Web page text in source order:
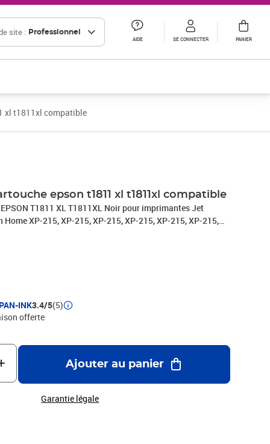
site : Professionnel
AIDE SE CONNECTER PANIER
xl t1811xl compatible
epson t1811 xl t1811xl compatible
T1811 XL T1811XL Noir pour imprimantes Jet
Home XP-215, XP-215, XP-215, XP-215, XP-215, XP-215,
225, XP-225, XP-225, XP-225, XP-225, XP-225, XP-412,
INK3.4/5(5)
offerte
Ajouter au panier
Garantie légale